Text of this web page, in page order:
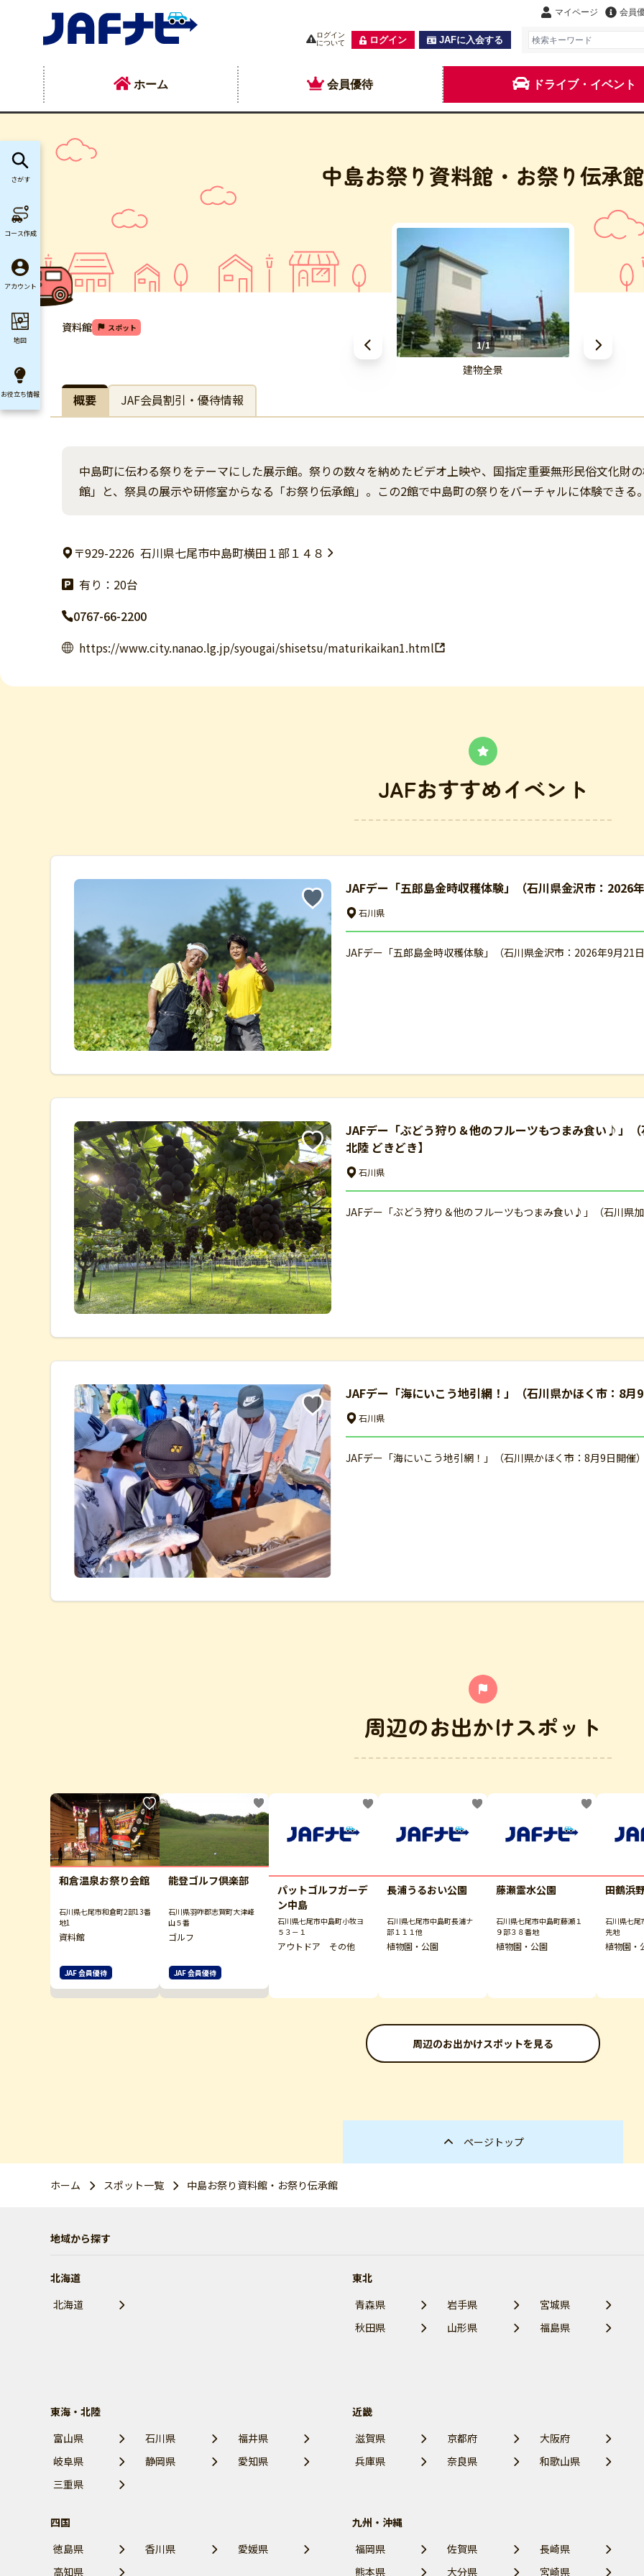
マイページ 会員
ログイン
について
ログイン JAFに入会する
ホーム 会員優待 ドライブ・イベント
中島お祭り資料館・お祭り伝承館
1/1
建物全景
資料館 スポット
概要 JAF会員割引・優待情報
中島町に伝わる祭りをテーマにした展示館。祭りの数々を納めたビデオ上映や、国指定重要無形民俗文化財
館」と、祭具の展示や研修室からなる「お祭り伝承館」。この2館で中島町の祭りをバーチャルに体験できる。
〒929-2226 石川県七尾市中島町横田１部１４８
有り：20台
0767-66-2200
https://www.city.nanao.lg.jp/syougai/shisetsu/maturikaikan1.html
JAFおすすめイベント
JAFデー「五郎島金時収穫体験」（石川県金沢市：2026
石川県
JAFデー「五郎島金時収穫体験」（石川県金沢市：2026年9月21
JAFデー「ぶどう狩り＆他のフルーツもつまみ食い♪」
北陸 どきどき】
石川県
JAFデー「ぶどう狩り＆他のフルーツもつまみ食い♪」（石川県
JAFデー「海にいこう地引網！」（石川県かほく市：8月9
石川県
JAFデー「海にいこう地引網！」（石川県かほく市：8月9日開催）
周辺のお出かけスポット
和倉温泉お祭り会館
石川県七尾市和倉町2部13番
地1
資料館
JAF 会員優待
能登ゴルフ倶楽部
石川県羽咋郡志賀町大津峰
山５番
ゴルフ
JAF 会員優待
パットゴルフガーデ
ン中島
石川県七尾市中島町小牧ヨ
５３－１
アウトドア その他
長浦うるおい公園
石川県七尾市中島町長浦ナ
部１１１他
植物園・公園
藤瀬霊水公園
石川県七尾市中島町藤瀬１
９部３８番地
植物園・公園
田鶴浜
石川県七尾
先地
植物園・
周辺のお出かけスポットを見る
ページトップ
ホーム スポット一覧 中島お祭り資料館・お祭り伝承館
地域から探す
北海道
北海道
東北
青森県
岩手県
宮城県
秋田県
山形県 福島県
東海・北陸
富山県
石川県
福井県
岐阜県
静岡県
愛知県
三重県
近畿
滋賀県
京都府
大阪府
兵庫県
奈良県 和歌山県
四国
徳島県
香川県
愛媛県
高知県
九州・沖縄
福岡県
佐賀県
長崎県
熊本県
大分県 宮崎県
さがす
コース作成
アカウント
地図
お役立ち情報